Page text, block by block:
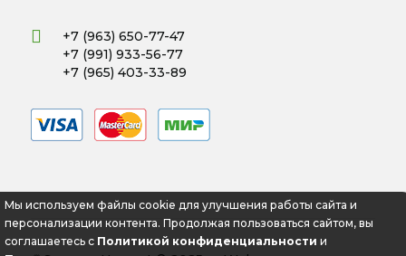
+7 (963) 650-77-47
+7 (991) 933-56-77
+7 (965) 403-33-89
Мы используем файлы cookie для улучшения работы сайта и
персонализации контента. Продолжая пользоваться сайтом, вы
соглашаетесь с Политикой конфиденциальности и